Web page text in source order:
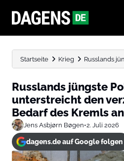
Startseite Krieg Russlands
Russlands jüngste
unterstreicht den
Bedarf des Kremls
Jens Asbjørn Bøgen•2. Juli 2026
dagens.de auf Google folgen